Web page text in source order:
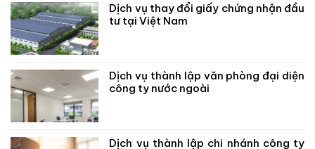
Dịch vụ thay đổi giấy chứng nhận đầu
tư tại Việt Nam
Dịch vụ thành lập văn phòng đại diện
công ty nước ngoài
Dịch vụ thành lập chi nhánh công ty